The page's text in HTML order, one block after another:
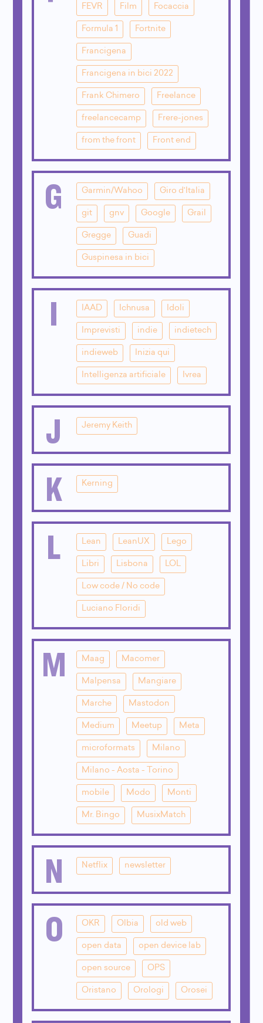
FEVR Film Focaccia
Formula 1 Fortnite
Francigena
Francigena in bici 2022
Frank Chimero Freelance
freelancecamp Frere-jones
from the front Front end
G Garmin/Wahoo Giro d'Italia
git gnv Google Grail
Gregge Guadi
Guspinesa in bici
I IAAD Ichnusa Idoli
Imprevisti indie indietech
indieweb Inizia qui
Intelligenza artificiale Ivrea
J Jeremy Keith
K Kerning
L Lean LeanUX Lego
Libri Lisbona LOL
Low code / No code
Luciano Floridi
M Maag Macomer
Malpensa Mangiare
Marche Mastodon
Medium Meetup Meta
microformats Milano
Milano - Aosta - Torino
mobile Modo Monti
Mr. Bingo MusixMatch
N Netflix newsletter
O OKR Olbia old web
open data open device lab
open source OPS
Oristano Orologi Orosei